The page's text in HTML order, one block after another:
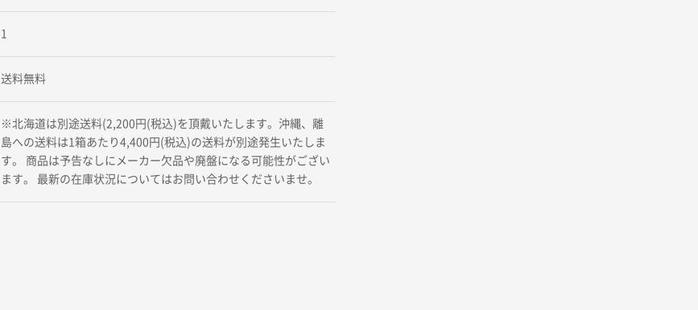
1
送料無料
※北海道は別途送料(2,200円(税込)を頂戴いたします。沖縄、離
島への送料は1箱あたり4,400円(税込)の送料が別途発生いたしま
す。 商品は予告なしにメーカー欠品や廃盤になる可能性がござい
ます。 最新の在庫状況についてはお問い合わせくださいませ。